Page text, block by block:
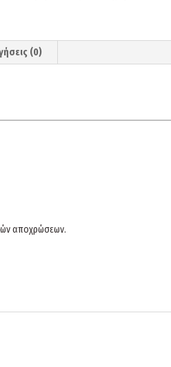
(0)
αποχρώσεων.